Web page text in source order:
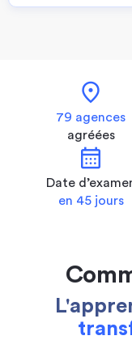
location_on
79 agences
agréées
calendar_month
Date
en 45 jours